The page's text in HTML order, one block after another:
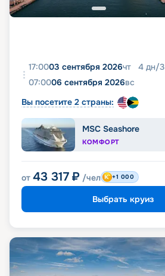
17:0003 сентября 2026чт 4 дн/3
07:0006 сентября 2026вс
Вы посетите 2 страны:
MSC Seashore
КОМФОРТ
от 43 317 ₽ /чел +1 000
Выбрать круиз